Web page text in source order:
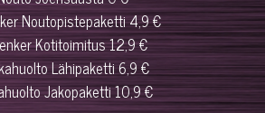
Noutopistepaketti 4,9 €
Kotitoimitus 12,9 €
Lähipaketti 6,9 €
Jakopaketti 10,9 €